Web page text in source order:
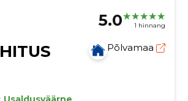
5.0 1 hinnang
Põlvamaa